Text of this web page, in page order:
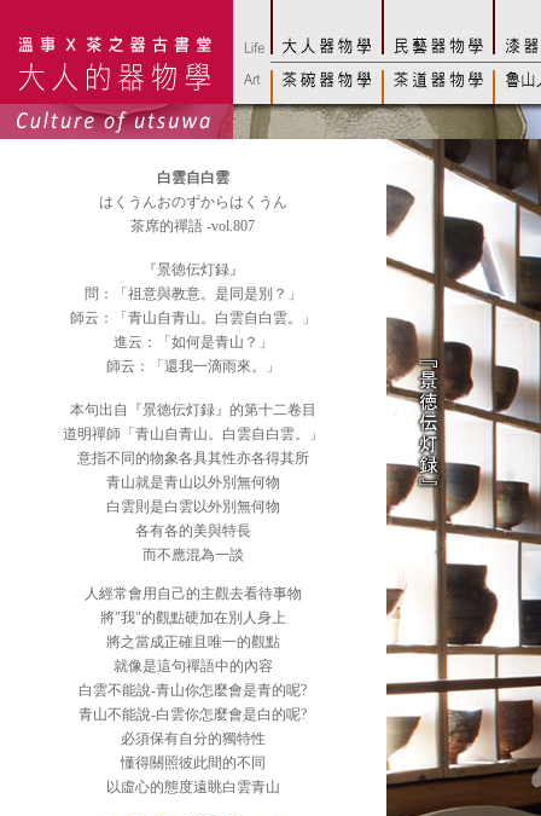
白雲自白雲
はくうんおのずからはくうん
茶席的禪語 -vol.807
『景徳伝灯録』
問：「祖意與教意。是同是別？」
師云：「青山自青山。白雲自白雲。」
進云：「如何是青山？」
師云：「還我一滴雨來。」
本句出自『景徳伝灯録』的第十二卷目
道明禪師「青山自青山。白雲自白雲。」
意指不同的物象各具其性亦各得其所
青山就是青山以外別無何物
白雲則是白雲以外別無何物
各有各的美與特長
而不應混為一談
人經常會用自己的主觀去看待事物
將"我"的觀點硬加在別人身上
將之當成正確且唯一的觀點
就像是這句禪語中的內容
白雲不能說-青山你怎麼會是青的呢?
青山不能說-白雲你怎麼會是白的呢?
必須保有自分的獨特性
懂得關照彼此間的不同
以虛心的態度遠眺白雲青山